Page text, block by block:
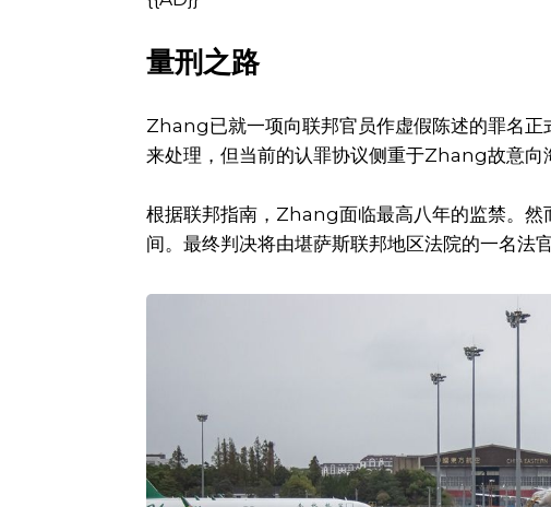
量刑之路
Zhang已就一项向联邦官员作虚假陈述的罪名
来处理，但当前的认罪协议侧重于Zhang故意向
根据联邦指南，Zhang面临最高八年的监禁。然
间。最终判决将由堪萨斯联邦地区法院的一名法官